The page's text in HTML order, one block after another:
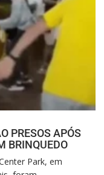
PRESOS APÓS
BRINQUEDO
Park, em